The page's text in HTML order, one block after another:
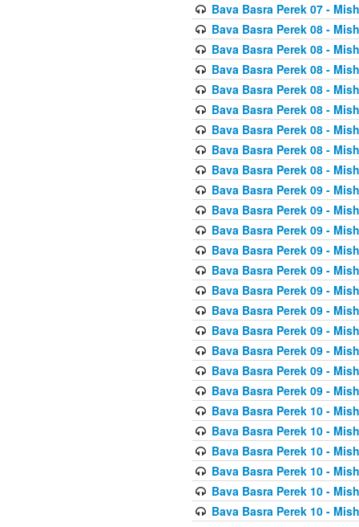
Bava Basra Perek 07 -
Bava Basra Perek 08 -
Bava Basra Perek 08 -
Bava Basra Perek 08 -
Bava Basra Perek 08 -
Bava Basra Perek 08 -
Bava Basra Perek 08 -
Bava Basra Perek 08 -
Bava Basra Perek 08 -
Bava Basra Perek 09 -
Bava Basra Perek 09 -
Bava Basra Perek 09 -
Bava Basra Perek 09 -
Bava Basra Perek 09 -
Bava Basra Perek 09 -
Bava Basra Perek 09 -
Bava Basra Perek 09 -
Bava Basra Perek 09 -
Bava Basra Perek 09 -
Bava Basra Perek 09 -
Bava Basra Perek 10 -
Bava Basra Perek 10 -
Bava Basra Perek 10 -
Bava Basra Perek 10 -
Bava Basra Perek 10 -
Bava Basra Perek 10 -